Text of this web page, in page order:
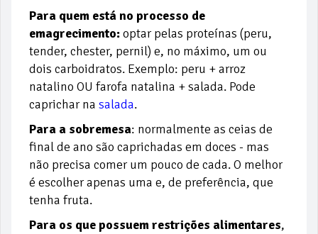
Para quem está no processo de
emagrecimento:optar pelas proteínas (peru,
tender, chester, pernil) e, no máximo, um ou
dois carboidratos. Exemplo: peru + arroz
natalino OU farofa natalina + salada. Pode
caprichar na salada.
Para a sobremesa: normalmente as ceias de
final de ano são caprichadas em doces - mas
não precisa comer um pouco de cada. O melhor
é escolher apenas uma e, de preferência, que
tenha fruta.
Para os que possuem restrições alimentares,